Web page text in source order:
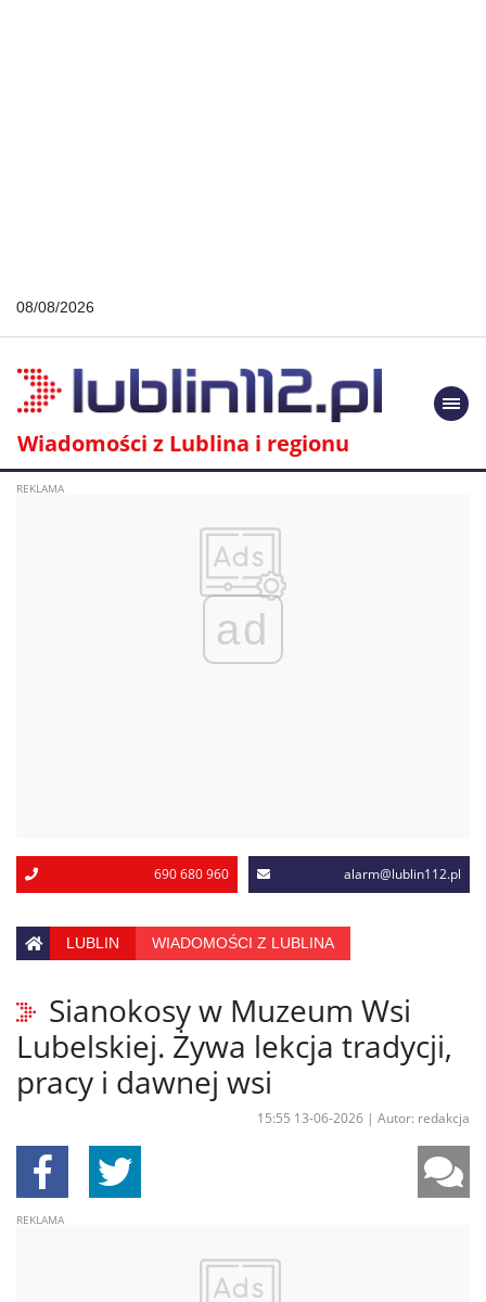
08/08/2026
Wiadomości z Lublina i regionu
ad
690 680 960 alarm@lublin112.pl
LUBLIN WIADOMOŚCI Z LUBLINA
Sianokosy w Muzeum Wsi
Lubelskiej. Żywa lekcja tradycji,
pracy i dawnej wsi
15:55 13-06-2026 | Autor: redakcja